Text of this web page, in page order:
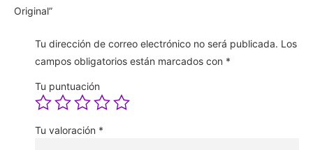
Original”
Tu dirección de correo electrónico no será publicada. Los
campos obligatorios están marcados con *
Tu puntuación
Tu valoración *